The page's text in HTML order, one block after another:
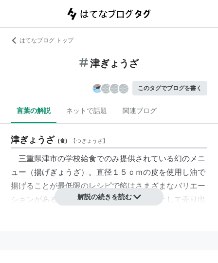
はてなブログ トップ
津ぎょうざ
このタグでブログを書く
言葉の解説 ネットで話題 関連ブログ
津ぎょうざ (食) 【つぎょうざ】
三重県津市の学校給食でのみ提供されている幻のメニ
ュー（揚げぎょうざ）。直径１５ｃｍの皮を使用し油で
揚げることが最低限のレシピで餡はさまざまなバリエー
ションがある。近年、津市のご当地グルメとして売り出
解説の続きを読む